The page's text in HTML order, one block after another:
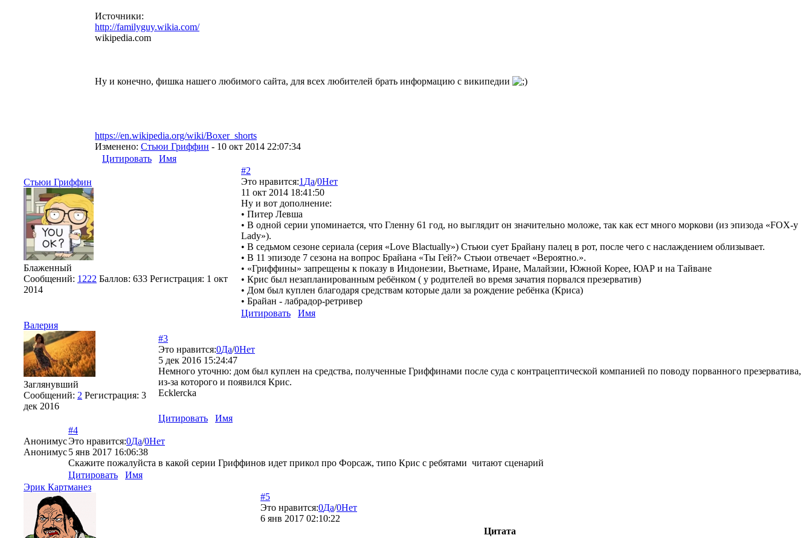
Источники:
http://familyguy.wikia.com/
wikipedia.com
Ну и конечно, фишка нашего любимого сайта, для всех любителей брать информацию с википедии
https://en.wikipedia.org/wiki/Boxer_shorts
Изменено: Cтьюи Гриффин - 10 окт 2014 22:07:34
Цитировать
Имя
Cтьюи Гриффин
Блаженный
Сообщений: 1222 Баллов: 633 Регистрация: 1 окт
2014
#2
Это нравится:1 Да/0Нет
11 окт 2014 18:41:50
Ну и вот дополнение:
• Питер Левша
• В одной серии упоминается, что Гленну 61 год, но выглядит он значительно моложе, так как ест много моркови (из эпизода «FOX-y
Lady»).
• В седьмом сезоне сериала (серия «Love Blactually») Стьюи сует Брайану палец в рот, после чего с наслаждением облизывает.
• В 11 эпизоде 7 сезона на вопрос Брайана «Ты Гей?» Стьюи отвечает «Вероятно.».
• «Гриффины» запрещены к показу в Индонезии, Вьетнаме, Иране, Малайзии, Южной Корее, ЮАР и на Тайване
• Крис был незапланированным ребёнком ( у родителей во время зачатия порвался презерватив)
• Дом был куплен благодаря средствам которые дали за рождение ребёнка (Криса)
• Брайан - лабрадор-ретривер
Цитировать
Имя
Валерия
Заглянувший
Сообщений: 2 Регистрация: 3
дек 2016
#3
Это нравится:0Да/0Нет
5 дек 2016 15:24:47
Немного уточню: дом был куплен на средства, полученные Гриффинами после суда с контрацептической компанией по поводу порванного презерватива,
из-за которого и появился Крис.
Ecklercka
Цитировать Имя
Анонимус
Анонимус
#4
Это нравится:0Да/0Нет
5 янв 2017 16:06:38
Скажите пожалуйста в какой серии Гриффинов идет прикол про Форсаж, типо Крис с ребятами читают сценарий
Цитировать
Имя
Эрик Картманез
#5
Это нравится:0Да/0Нет
6 янв 2017 02:10:22
Цитата